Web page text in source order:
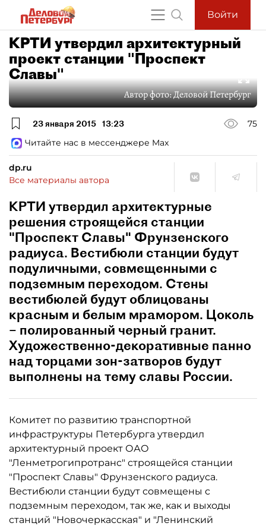
Войти
КРТИ утвердил архитектурный
проект станции "Проспект
Славы"
Автор фото:Деловой Петербург
23 января 2015 13:23
75
Читайте нас в мессенджере Max
dp.ru
Все материалы автора
КРТИ утвердил архитектурные
решения строящейся станции
"Проспект Славы" Фрунзенского
радиуса. Вестибюли станции будут
подуличными, совмещенными с
подземным переходом. Стены
вестибюлей будут облицованы
красным и белым мрамором. Цоколь
– полированный черный гранит.
Художественно-декоративные панно
над торцами зон-затворов будут
выполнены на тему славы России.
Комитет по развитию транспортной
инфраструктуры Петербурга утвердил
архитектурный проект ОАО
"Ленметрогипротранс" строящейся станции
"Проспект Славы" Фрунзенского радиуса.
Вестибюли станции будут совмещены с
подземным переходом, так же, как и выходы
станций "Новочеркасская" и "Ленинский